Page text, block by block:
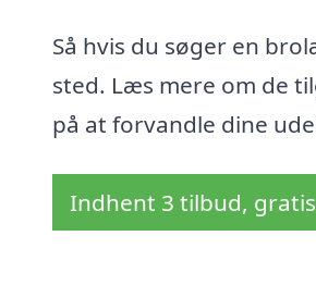
Så hvis du søger en
sted. Læs mere om de
på at forvandle dine
Indhent 3 tilbud,